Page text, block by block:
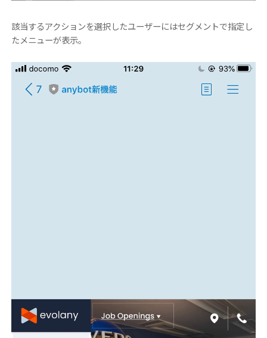
該当するアクションを選択したユーザーにはセグメントで指定し
たメニューが表示。